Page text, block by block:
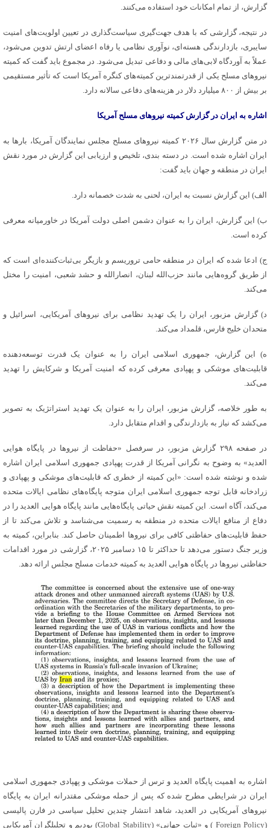
گزارش، از تمام امکانات خود استفاده می‌کنند.
در نتیجه، گزارشی که با هدف جهت‌گیری سیاست‌گذاری در تعیین اولویت‌های امنیت
سایبری، بازدارندگی هسته‌ای، نوآوری نظامی یا رفاه اعضای ارتش تدوین می‌شود،
عملاً به آوردگاه لابی‌های مالی و دفاعی تبدیل می‌شود. در مجموع باید گفت که کمیته
نیروهای مسلح یکی از قدرتمندترین کمیته‌های کنگره آمریکا است که تأثیر مستقیمی
بر بیش از ۸۰۰ میلیارد دلار در هزینه‌های دفاعی سالانه دارد.
اشاره به ایران در گزارش کمیته نیروهای مسلح آمریکا
در متن گزارش سال ۲۰۲۶ کمیته نیروهای مسلح مجلس نمایندگان آمریکا، بارها به
ایران اشاره شده است. در دسته بندی، تلخیص و ارزیابی این گزارش در مورد نقش
ایران در منطقه و جهان باید گفت:
الف) این گزارش نسبت به ایران، لحنی به شدت خصمانه دارد.
ب) این گزارش، ایران را به عنوان دشمن اصلی دولت آمریکا در خاورمیانه معرفی
کرده است.
ج) ادعا شده که ایران در منطقه حامی تروریسم و بازیگر بی‌ثبات‌کننده‌ای است که
از طریق گروه‌هایی مانند حزب‌الله لبنان، انصارالله و حشد شعبی، امنیت را مختل
می‌کند.
د) گزارش مزبور، ایران را یک تهدید نظامی برای نیروهای آمریکایی، اسرائیل و
متحدان خلیج فارس، قلمداد می‌کند.
ه) این گزارش، جمهوری اسلامی ایران را به عنوان یک قدرت توسعه‌دهنده
قابلیت‌های موشکی و پهپادی معرفی کرده که امنیت آمریکا و شرکایش را تهدید
می‌کند.
به طور خلاصه، گزارش مزبور، ایران را به عنوان یک تهدید استراتژیک به تصویر
می‌کشد که نیاز به بازدارندگی و اقدام متقابل دارد.
در صفحه ۲۹۸ گزارش مزبور، در سرفصل «حفاظت از نیروها در پایگاه هوایی
العدید» به وضوح به نگرانی آمریکا از قدرت پهپادی جمهوری اسلامی ایران اشاره
شده و نوشته شده است: «این کمیته از خطری که قابلیت‌های موشکی و پهپادی و
زرادخانه قابل توجه جمهوری اسلامی ایران متوجه پایگاه‌های نظامی ایالات متحده
می‌کند، آگاه است. این کمیته نقش حیاتی پایگاه‌هایی مانند پایگاه هوایی
العدیدرا در
دفاع از منافع ایالات متحده در منطقه به رسمیت می‌شناسد و تلاش می‌کند تا از
حفظ قابلیت‌های حفاظتی کافی برای نیروها اطمینان حاصل کند. بنابراین، کمیته به
وزیر جنگ دستور می‌دهد تا حداکثر تا ۱۵ دسامبر ۲۰۲۵، گزارشی در مورد اقدامات
حفاظتی نیروها در پایگاه هوایی العدید به کمیته خدمات مسلح مجلس ارائه دهد.
اشاره به اهمیت پایگاه العدید و ترس از حملات موشکی و پهپادی جمهوری اسلامی
ایران در شرایطی مطرح شده که پس از حمله موشکی مقتدرانه ایران به پایگاه
نیروهای آمریکایی در
العدید ، شاهد انتشار چندین تحلیل سیاسی در فارن پالیسی
(Foreign Policy ) و «ثبات جهانی» (Global Stability) بودیم و تحلیلگران آمریکایی